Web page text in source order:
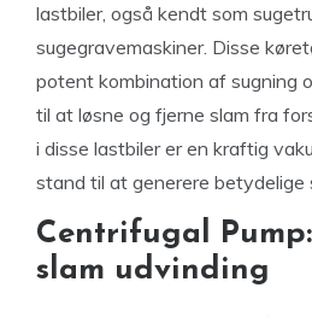
lastbiler, også kendt som
sugegravemaskiner. Disse
potent kombination af sugning
til at løsne og fjerne slam fra
i disse lastbiler er en kraftig
stand til at generere betydelige
Centrifugal
slam udvinding